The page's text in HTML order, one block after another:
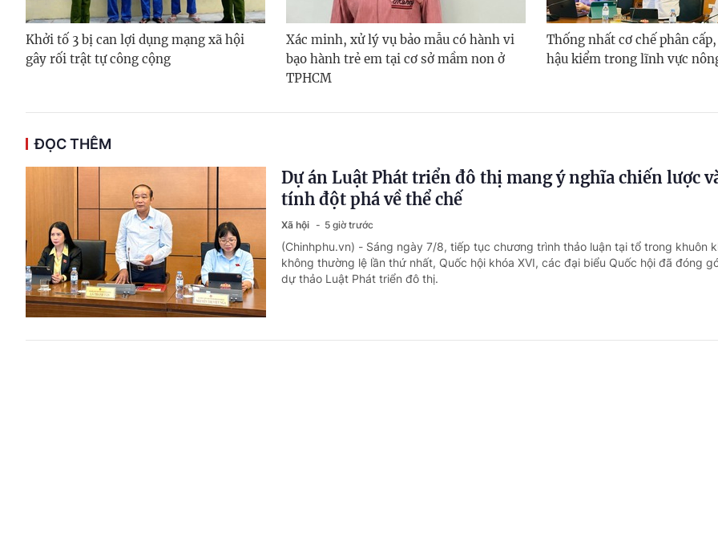
Khởi tố 3 bị can lợi dụng mạng xã hội
gây rối trật tự công cộng
Xác minh, xử lý vụ bảo mẫu có hành vi
bạo hành trẻ em tại cơ sở mầm non ở
TPHCM
Thống nhất cơ chế phân
hậu kiểm trong lĩnh vực
ĐỌC THÊM
Dự án Luật Phát triển đô thị mang ý nghĩa chiến lược
tính đột phá về thể chế
Xã hội 5 giờ trước
(Chinhphu.vn) - Sáng ngày 7/8, tiếp tục chương trình thảo luận tại tổ trong khuôn
không thường lệ lần thứ nhất, Quốc hội khóa XVI, các đại biểu Quốc hội đã đóng
dự thảo Luật Phát triển đô thị.